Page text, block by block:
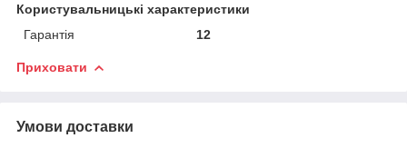
Користувальницькі характеристики
Гарантія
12
Приховати
Умови доставки